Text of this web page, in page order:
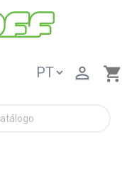
shopping_cart
